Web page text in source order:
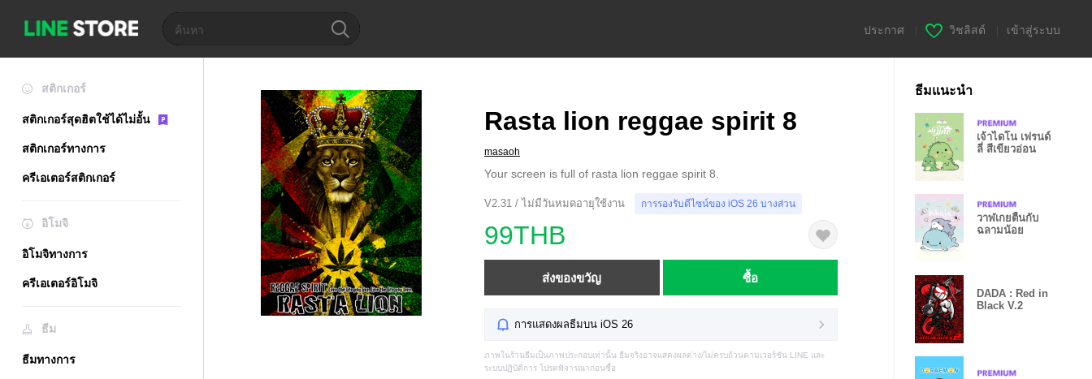
ประกาศ วิชลิสต์ เข้าสู่ระบบ
สติกเกอร์
สติกเกอร์สุดฮิตใช้ได้ไม่อั้น
สติกเกอร์ทางการ
ครีเอเตอร์สติกเกอร์
อิโมจิ
อิโมจิทางการ
ครีเอเตอร์อิโมจิ
ธีม
ธีมทางการ
Rasta lion reggae spirit 8
masaoh
Your screen is full of rasta lion reggae spirit 8.
V2.31 / ไม่มีวันหมดอายุใช้งาน การรองรับดีไซน์ของ iOS 26 บางส่วน
99THB
ส่งของขวัญ ซื้อ
การแสดงผลธีมบน iOS 26
ภาพในร้านธีมเป็นภาพประกอบเท่านั้น ธีมจริงอาจแสดงผลต่าง/ไม่ครบถ้วนตามเวอร์ชัน LINE และ
ระบบปฏิบัติการ โปรดพิจารณาก่อนซื้อ
ธีมแนะนำ
เจ้าไดโน เฟรนด์
ลี่ สีเขียวอ่อน
วาฬเกยตื้นกับ
ฉลามน้อย
DADA : Red in
Black V.2